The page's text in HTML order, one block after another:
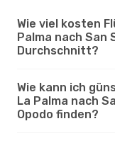
Wie viel kosten
Palma nach San
Durchschnitt?
Wie kann ich
La Palma nach
Opodo finden?